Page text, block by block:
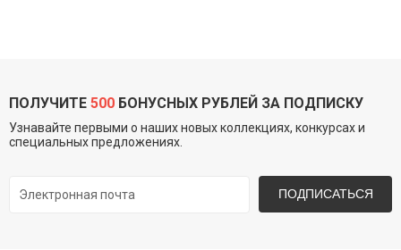
ПОЛУЧИТЕ 500 БОНУСНЫХ РУБЛЕЙ ЗА ПОДПИСКУ
Узнавайте первыми о наших новых коллекциях, конкурсах и
специальных предложениях.
ПОДПИСАТЬСЯ